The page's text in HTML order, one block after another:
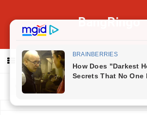
BangRingo
MENU